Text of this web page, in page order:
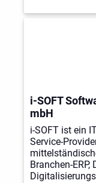
i-SOFT
mbH
i-SOFT ist ein
Service-
Branchen-